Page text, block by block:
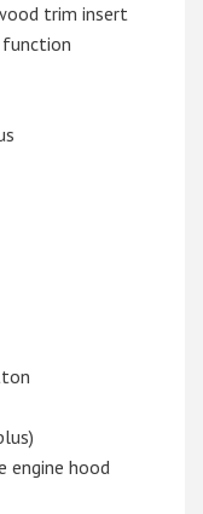
trim insert
engine hood